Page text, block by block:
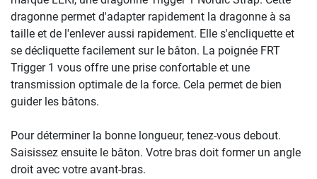
dragonne permet d'adapter rapidement la dragonne à sa
taille et de l'enlever aussi rapidement. Elle s'encliquette et
se décliquette facilement sur le bâton. La poignée FRT
Trigger 1 vous offre une prise confortable et une
transmission optimale de la force. Cela permet de bien
guider les bâtons.
Pour déterminer la bonne longueur, tenez-vous debout.
Saisissez ensuite le bâton. Votre bras doit former un angle
droit avec votre avant-bras.